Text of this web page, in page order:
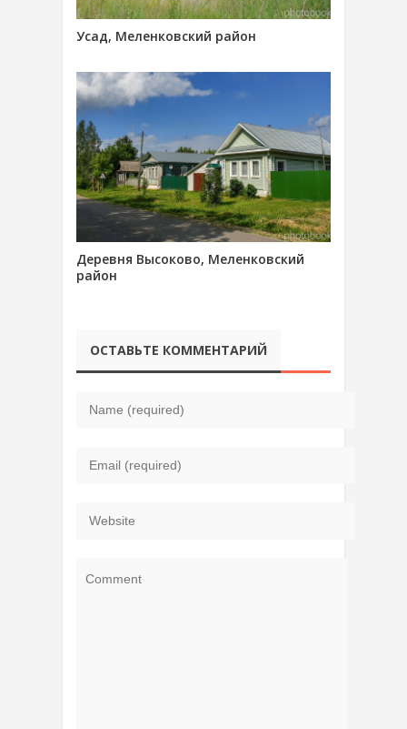
Усад, Меленковский район
Деревня Высоково, Меленковский
район
ОСТАВЬТЕ КОММЕНТАРИЙ